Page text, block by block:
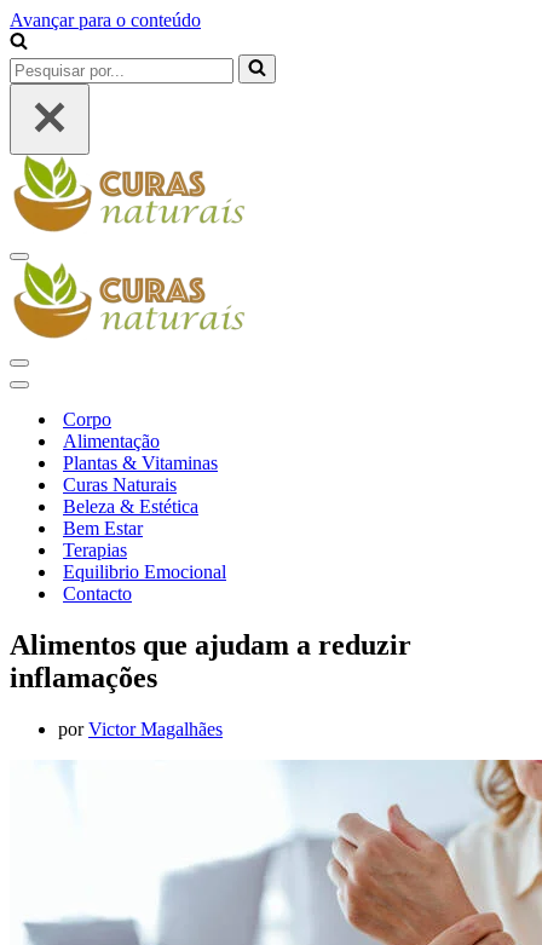
Avançar para o conteúdo
Pesquisar
por...
Menu
de
navegação
Menu
de
Menu
navegação
Corpo
Alimentação
Plantas & Vitaminas
Curas Naturais
Beleza & Estética
Bem Estar
Terapias
Equilibrio Emocional
Contacto
Alimentos que ajudam a reduzir
inflamações
porVictor Magalhães